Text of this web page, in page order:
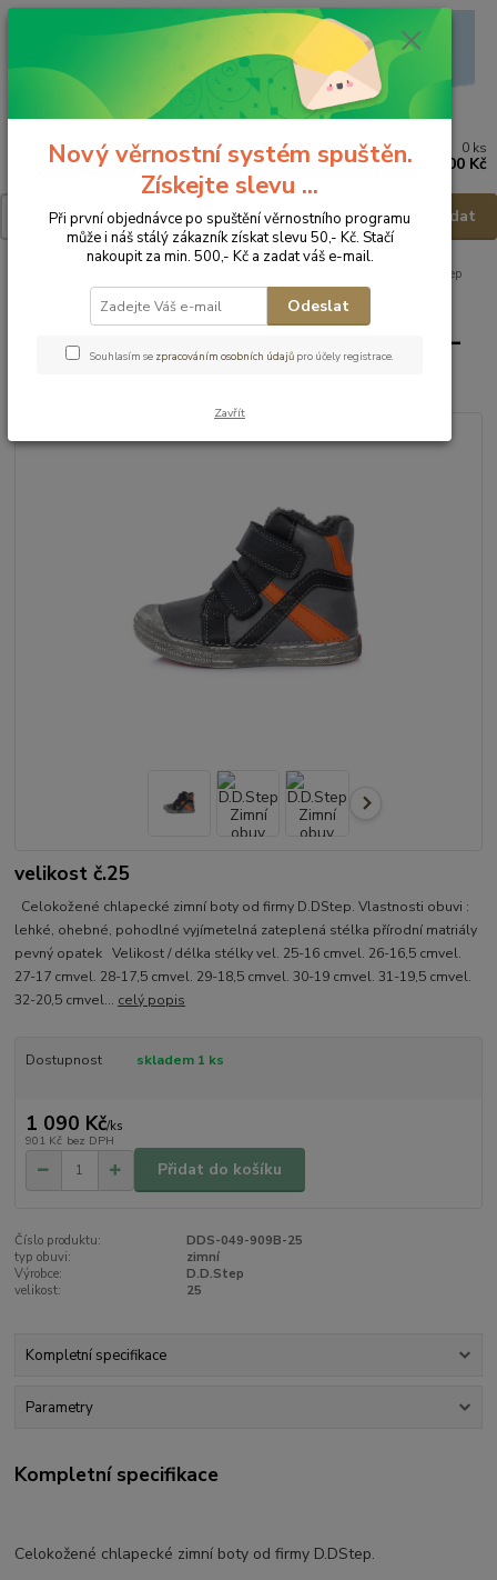
Menu
Hledat
0 ks
0,00 Kč
D.D.Step
Zimní obuv 049-909B - vel.25
D.D.Step Zimní obuv 049-909B -
velikost č.25
Celokožené chlapecké zimní boty od firmy D.DStep. Vlastnosti obuvi :
lehké, ohebné, pohodlné vyjímetelná zateplená stélka přírodní matriály
pevný opatek Velikost / délka stélky vel. 25-16 cmvel. 26-16,5 cmvel.
27-17 cmvel. 28-17,5 cmvel. 29-18,5 cmvel. 30-19 cmvel. 31-19,5 cmvel.
32-20,5 cmvel... celý popis
Dostupnost skladem 1 ks
1 090 Kč/ks
901 Kč bez DPH
Přidat do košíku
Číslo produktu:
DDS-049-909B-25
typ obuvi:
zimní
Výrobce:
D.D.Step
velikost:
25
Kompletní specifikace
Parametry
Kompletní specifikace
Celokožené chlapecké zimní boty od firmy D.DStep.
Nový věrnostní systém spuštěn.
Získejte slevu ...
Při první objednávce po spuštění věrnostního programu
může i náš stálý zákazník získat slevu 50,- Kč. Stačí
nakoupit za min. 500,- Kč a zadat váš e-mail.
Odeslat
Souhlasím se zpracováním osobních údajů pro účely registrace.
Zavřít